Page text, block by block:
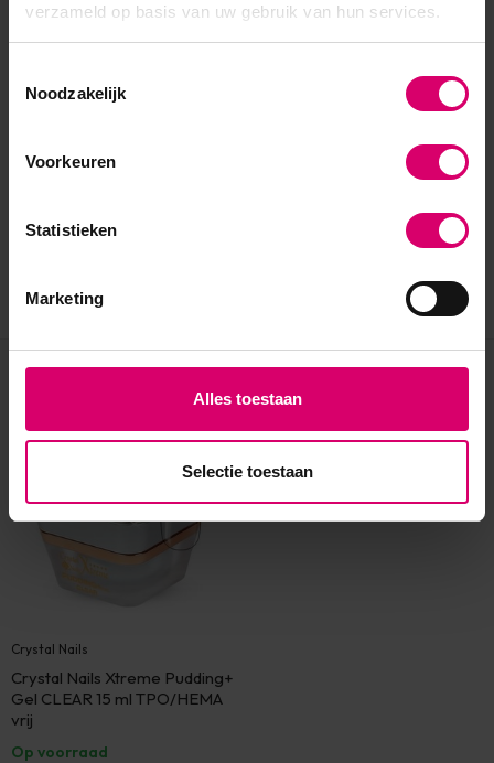
verzameld op basis van uw gebruik van hun services.
Noodzakelijk
Voorkeuren
Statistieken
Marketing
Alles toestaan
Selectie toestaan
Crystal Nails
Crystal Nails Xtreme Pudding+
Gel CLEAR 15 ml TPO/HEMA
vrij
Op voorraad